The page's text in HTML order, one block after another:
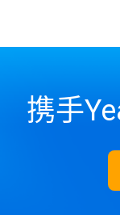
携手